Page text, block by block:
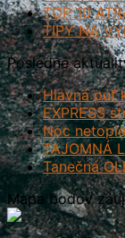
TOP 10
TIPY NA
Posledné
Hlavná púť
EXPRESS
Noc
TAJOMNÁ
Tanečná
Mapa bodov